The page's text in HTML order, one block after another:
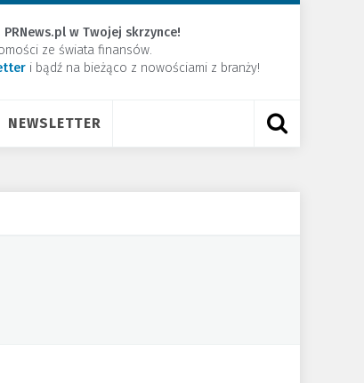
w Twojej skrzynce!
ze świata finansów.
​i bądź na bieżąco z nowościami z branży!
NEWSLETTER